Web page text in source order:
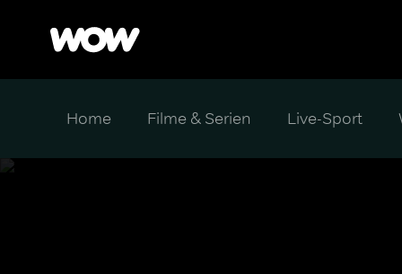
Home Filme & Serien Live-Sport